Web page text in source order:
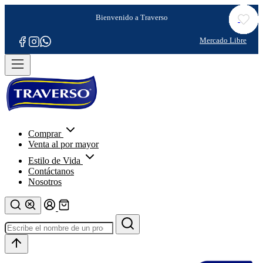
Comprar
Venta al por mayor
Estilo de Vida
Contáctanos
Nosotros